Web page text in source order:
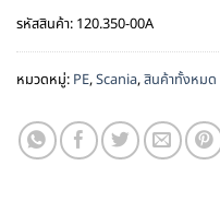
รหัสสินค้า: 120.350-00A
หมวดหมู่: PE,Scania,สินค้าทั้งหมด